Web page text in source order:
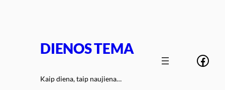
DIENOS TEMA
Kaip diena, taip naujiena…